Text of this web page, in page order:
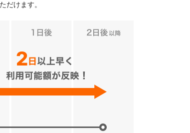
だけます。